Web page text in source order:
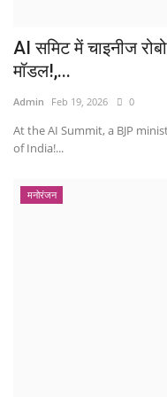
AI समिट में चाइनीज
मॉडल!,...
Admin Feb 19, 2026 0
At the AI ​​Summit, a BJP
of India!...
मनोरंजन